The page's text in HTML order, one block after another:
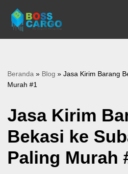
Lompat
ke
Beranda » Blog » Jasa Kirim Barang
Murah #1
Jasa Kirim
Bekasi ke
Paling Murah